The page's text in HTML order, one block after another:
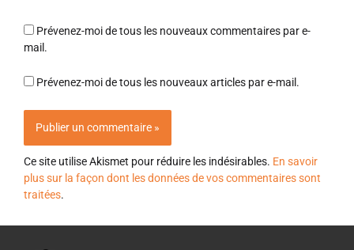
Prévenez-moi de tous les nouveaux commentaires par e-
mail.
Prévenez-moi de tous les nouveaux articles par e-mail.
Ce site utilise Akismet pour réduire les indésirables. En savoir
plus sur la façon dont les données de vos commentaires sont
traitées.